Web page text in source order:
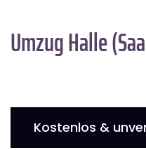
Umzug Halle
Kostenlos &